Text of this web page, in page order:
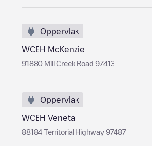
Oppervlak
WCEH McKenzie
91880 Mill Creek Road 97413
Oppervlak
WCEH Veneta
88184 Territorial Highway 97487